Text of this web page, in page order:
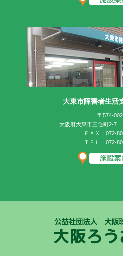
大東市障害者生活
〒574-
大阪府大東市三住町2-7
ＦＡＸ：072-
ＴＥＬ：072-